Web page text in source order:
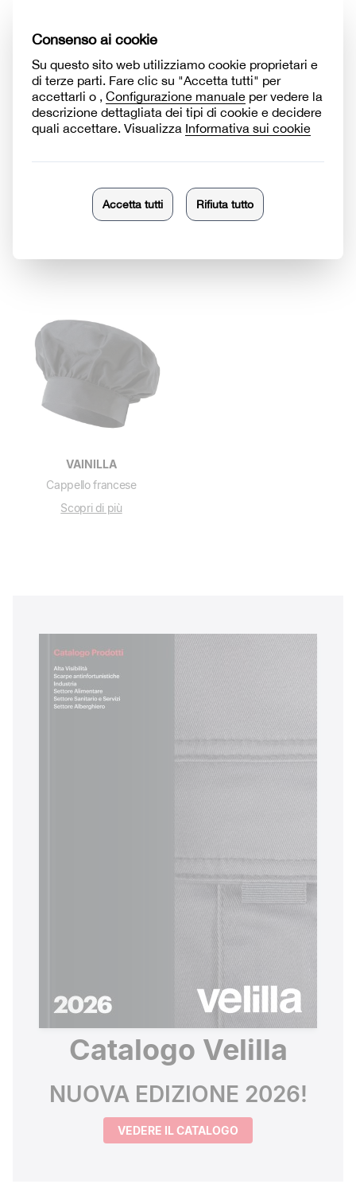
tessuto riccio
Scopri di più
Scopri di più
VAINILLA
Cappello francese
Scopri di più
Catalogo Velilla
NUOVA EDIZIONE 2026!
VEDERE IL CATALOGO